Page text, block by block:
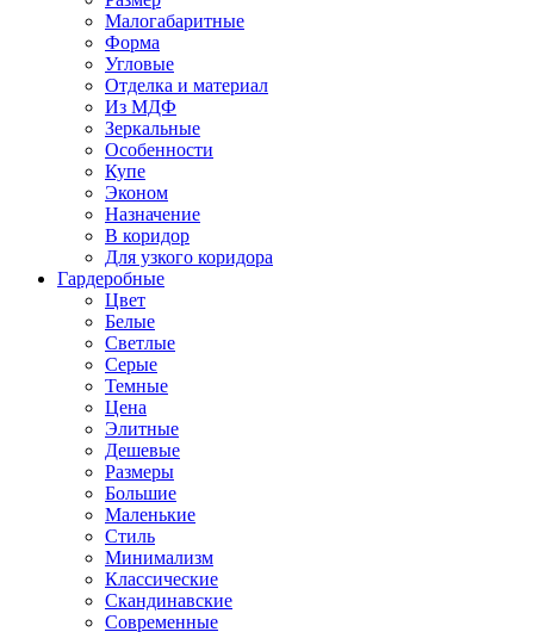
Малогабаритные
Форма
Угловые
Отделка и материал
Из МДФ
Зеркальные
Особенности
Купе
Эконом
Назначение
В коридор
Для узкого коридора
Гардеробные
Цвет
Белые
Светлые
Серые
Темные
Цена
Элитные
Дешевые
Размеры
Большие
Маленькие
Стиль
Минимализм
Классические
Скандинавские
Современные